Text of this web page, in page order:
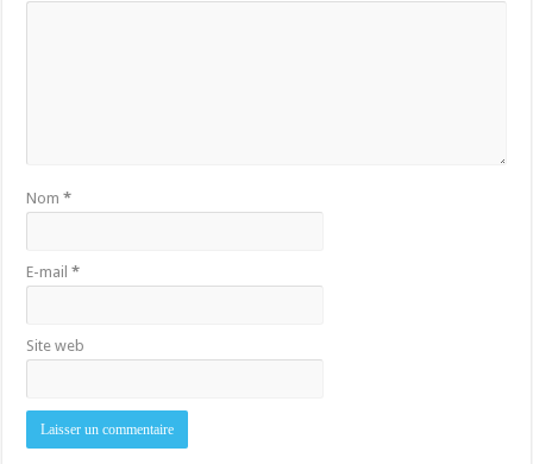
Nom*
E-mail*
Site web